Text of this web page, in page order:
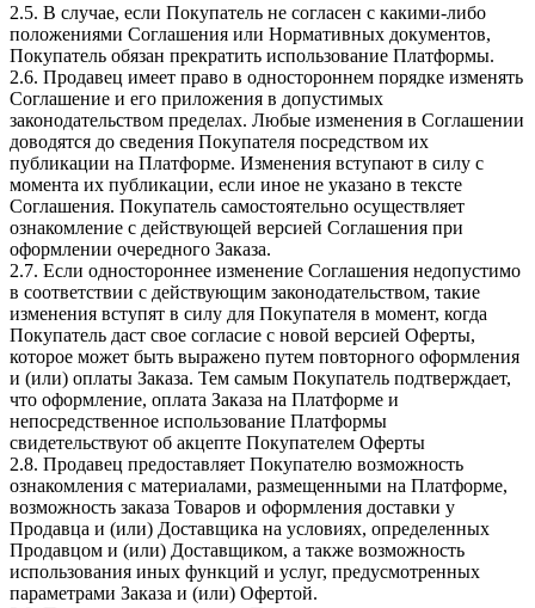
2.5. В случае, если Покупатель не согласен с какими-либо
положениями Соглашения или Нормативных документов,
Покупатель обязан прекратить использование Платформы.
2.6. Продавец имеет право в одностороннем порядке изменять
Соглашение и его приложения в допустимых
законодательством пределах. Любые изменения в Соглашении
доводятся до сведения Покупателя посредством их
публикации на Платформе. Изменения вступают в силу с
момента их публикации, если иное не указано в тексте
Соглашения. Покупатель самостоятельно осуществляет
ознакомление с действующей версией Соглашения при
оформлении очередного Заказа.
2.7. Если одностороннее изменение Соглашения недопустимо
в соответствии с действующим законодательством, такие
изменения вступят в силу для Покупателя в момент, когда
Покупатель даст свое согласие с новой версией Оферты,
которое может быть выражено путем повторного оформления
и (или) оплаты Заказа. Тем самым Покупатель подтверждает,
что оформление, оплата Заказа на Платформе и
непосредственное использование Платформы
свидетельствуют об акцепте Покупателем Оферты
2.8. Продавец предоставляет Покупателю возможность
ознакомления с материалами, размещенными на Платформе,
возможность заказа Товаров и оформления доставки у
Продавца и (или) Доставщика на условиях, определенных
Продавцом и (или) Доставщиком, а также возможность
использования иных функций и услуг, предусмотренных
параметрами Заказа и (или) Офертой.